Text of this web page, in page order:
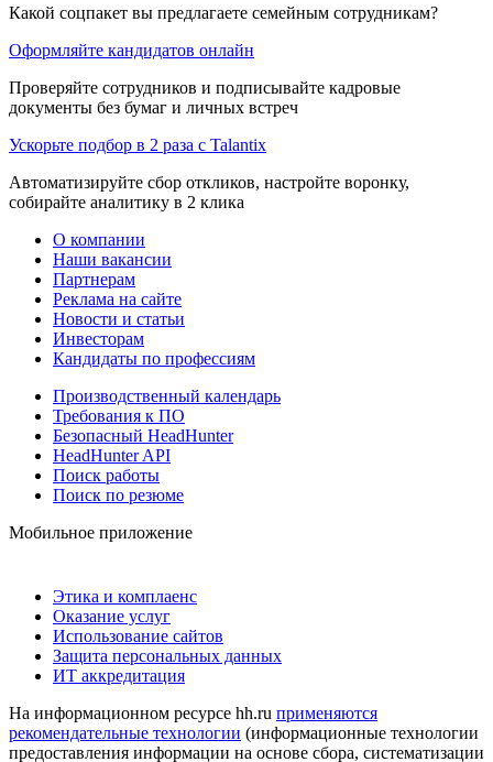
Какой соцпакет вы предлагаете семейным сотрудникам?
Оформляйте кандидатов онлайн
Проверяйте сотрудников и подписывайте кадровые
документы без бумаг и личных встреч
Ускорьте подбор в 2 раза с Talantix
Автоматизируйте сбор откликов, настройте воронку,
собирайте аналитику в 2 клика
О компании
Наши вакансии
Партнерам
Реклама на сайте
Новости и статьи
Инвесторам
Кандидаты по профессиям
Производственный календарь
Требования к ПО
Безопасный HeadHunter
HeadHunter API
Поиск работы
Поиск по резюме
Мобильное приложение
Этика и комплаенс
Оказание услуг
Использование сайтов
Защита персональных данных
ИТ аккредитация
На информационном ресурсе hh.ru применяются
рекомендательные технологии (информационные технологии
предоставления информации на основе сбора, систематизации